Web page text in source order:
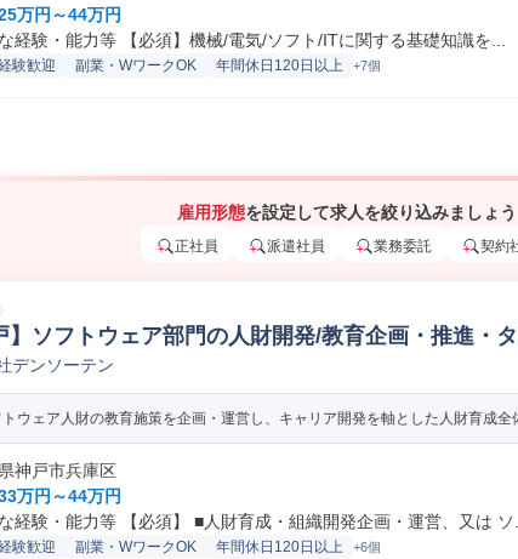
万円～44万円
経験・能力等 【必須】機械/電気/ソフト/ITに関する基礎知識を...
験歓迎 副業・WワークOK 年間休日120日以上 +7個
雇用形態を設定して求人を絞り込みましょう
正社員 派遣社員 業務委託 契約
】ソフトウェア部門の人財開発/教育企画・推進・
育/研修人事
デンソーテン
トウェア人財の教育施策を企画・運営し、キャリア開発を軸とした人財育成
神戸市兵庫区
万円～44万円
経験・能力等 【必須】 ■人財育成・組織開発企画・運営、又は ソ...
験歓迎 副業・WワークOK 年間休日120日以上 +6個